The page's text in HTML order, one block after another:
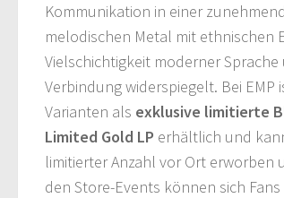
Kommunikation in einer
melodischen Metal mit ethnischen
Vielschichtigkeit moderner
Verbindung widerspiegelt. Bei
Varianten als exklusive limitierte
Limited Gold LP erhältlich und
limitierter Anzahl vor Ort erworben
den Store-Events können sich